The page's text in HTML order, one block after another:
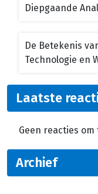
Diepgaande
De Betekenis
Technologie en
Laatste
Geen reacties
Archief